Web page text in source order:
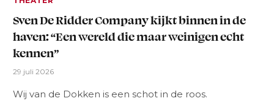
Sven De Ridder Company kijkt binnen in de
haven: “Een wereld die maar weinigen echt
kennen”
29 juli 2026
Wij van de Dokken is een schot in de roos.